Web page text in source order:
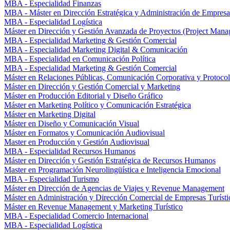
MBA - Especialidad Finanzas
MBA - Máster en Dirección Estratégica y Administración de
MBA - Especialidad Logística
Máster en Dirección y Gestión Avanzada de Proyectos (Project
MBA - Especialidad Marketing & Gestión Comercial
MBA - Especialidad Marketing Digital & Comunicación
MBA - Especialidad en Comunicación Política
MBA - Especialidad Marketing & Gestión Comercial
Máster en Relaciones Públicas, Comunicación Corporativa y
Máster en Dirección y Gestión Comercial y Marketing
Máster en Producción Editorial y Diseño Gráfico
Máster en Marketing Político y Comunicación Estratégica
Máster en Marketing Digital
Máster en Diseño y Comunicación Visual
Máster en Formatos y Comunicación Audiovisual
Master en Producción y Gestión Audiovisual
MBA - Especialidad Recursos Humanos
Máster en Dirección y Gestión Estratégica de Recursos Humanos
Master en Programación Neurolingüística e Inteligencia Emocional
MBA - Especialidad Turismo
Máster en Dirección de Agencias de Viajes y Revenue Management
Máster en Administración y Dirección Comercial de Empresas
Máster en Revenue Management y Marketing Turístico
MBA - Especialidad Comercio Internacional
MBA - Especialidad Logística